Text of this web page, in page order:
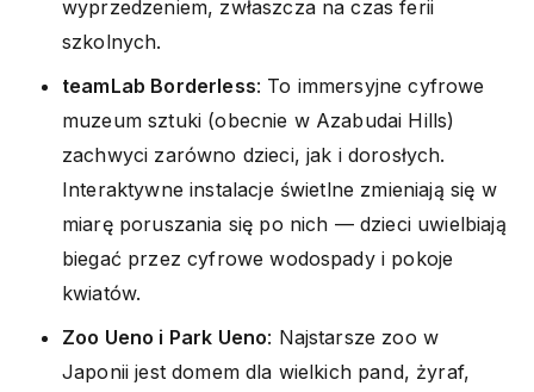
wyprzedzeniem, zwłaszcza na czas ferii
szkolnych.
teamLab Borderless: To immersyjne cyfrowe
muzeum sztuki (obecnie w Azabudai Hills)
zachwyci zarówno dzieci, jak i dorosłych.
Interaktywne instalacje świetlne zmieniają się w
miarę poruszania się po nich — dzieci uwielbiają
biegać przez cyfrowe wodospady i pokoje
kwiatów.
Zoo Ueno i Park Ueno: Najstarsze zoo w
Japonii jest domem dla wielkich pand, żyraf,